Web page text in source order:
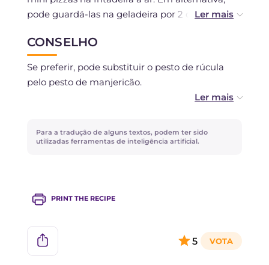
pode guardá-las na geladeira por 2 dias e
Podem ser congeladas após serem cozidas e
resfriadas.
CONSELHO
Se preferir, pode substituir o pesto de rúcula
pelo pesto de manjericão.
receita dePizzas folhadas quadradas
cozimento por mais um minuto.
Para a tradução de alguns textos, podem ter sido
utilizadas ferramentas de inteligência artificial.
PRINT THE RECIPE
5